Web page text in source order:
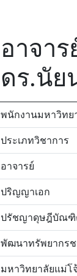
อาจา
ดร.นัย
พนักงานมหาวิทย
ประเภทวิชาการ
อาจารย์
ปริญญาเอก
ปรัชญาดุษฎีบัณ
พัฒนาทรัพยากร
มหาวิทยาลัยแม่โ